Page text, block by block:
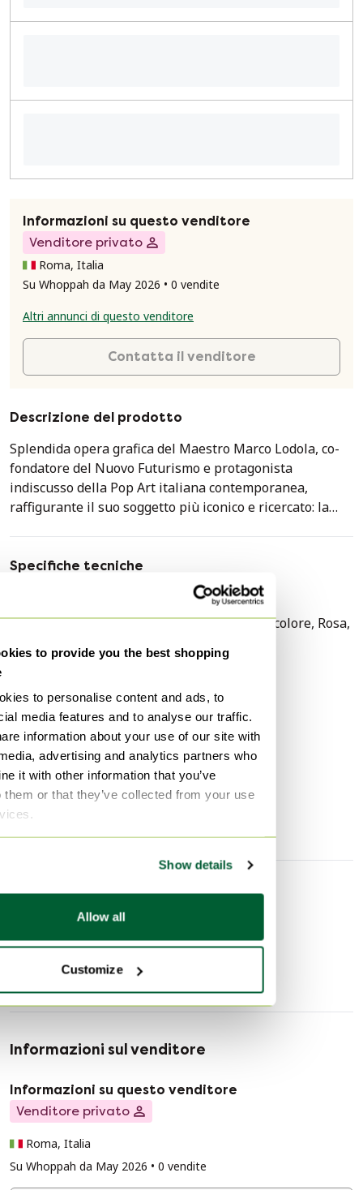
to provide you the best shopping
to personalise content and ads, to
media features and to analyse our traffic.
information about your use of our site with
advertising and analytics partners who
it with other information that you’ve
them or that they’ve collected from your use
Show details
Allow all
Customize
Informazioni su questo venditore
Venditore privato
Roma, Italia
Su Whoppah da May 2026 • 0 vendite
Altri annunci di questo venditore
Contatta il venditore
Descrizione del prodotto
Splendida opera grafica del Maestro Marco Lodola, co-
fondatore del Nuovo Futurismo e protagonista
indiscusso della Pop Art italiana contemporanea,
raffigurante il suo soggetto più iconico e ricercato: la
tiratura ultra-esclusiva che lo rende un asset perfetto
per collezionisti esigenti o per operazioni di art flipping
​Dettagli Premium del Lotto:
e i colori vibranti tipici delle celebri sculture luminose
​Edizione Rara H.C.: L'opera è un esemplare H.C. (Hors
Commerce - Fuori Commercio), originariamente non
destinato alla vendita standard, il che ne aumenta
drasticamente la rarità collezionistica.
​Firma: Firmata di pugno dall'artista in basso a destra.
​Condizioni: Assolutamente perfette, pari al nuovo
(MINT condition). Foglio intonso, mai incorniciato,
manipolato esclusivamente con guanti professionali.
​Spedizione: Imballaggio piatto ultra-rigido di massima
interamente tracciata e assicurata
Specifiche tecniche
Eccellente
Colori
Nero, Blu, Multi colore, Rosa,
Numero di articoli
1
Orientamento
Quadrato
Dimensioni dell'arte
Piccolo
Altezza
30 cm
Larghezza
30 cm
Profondità
Scoprire di più
Stampe artistiche
Informazioni sul venditore
Informazioni su questo venditore
Venditore privato
Roma, Italia
Su Whoppah da May 2026 • 0 vendite